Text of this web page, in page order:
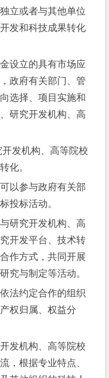
立或者与其他单位
发和科技成果转化
设立的具有市场应
政府有关部门、管
选择、项目实施和
研究开发机构、高
发机构、高等院校
化。
以参与政府有关部
投标活动。
研究开发机构、高
开发平台、技术转
作方式，共同开展
究与制定等活动。
法约定合作的组织
权归属、权益分
发机构、高等院校
，根据专业特点、